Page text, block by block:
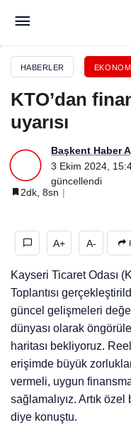
HABERLER
KTO’dan
uyarısı
Başkent Haber
3 Ekim 2024,
güncellendi
2dk, 8sn
A+ A-
Kayseri Ticaret Odası
Toplantısı
güncel gelişmeleri
dünyası olarak
haritası bekliyoruz.
erişimde büyük
vermeli, uygun
sağlamalıyız. Artık
diye konuştu.
KTO’dan finansman